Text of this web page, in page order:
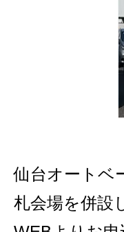
仙台オートベ
札会場を併設